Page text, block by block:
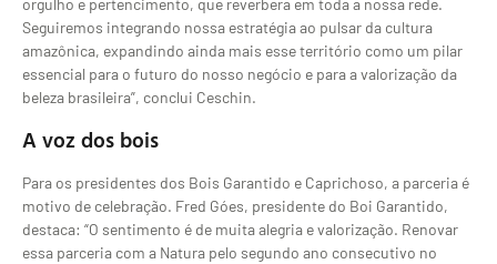
orgulho e pertencimento, que reverbera em toda a nossa rede.
Seguiremos integrando nossa estratégia ao pulsar da cultura
amazônica, expandindo ainda mais esse território como um pilar
essencial para o futuro do nosso negócio e para a valorização da
beleza brasileira”, conclui Ceschin.
A voz dos bois
Para os presidentes dos Bois Garantido e Caprichoso, a parceria é
motivo de celebração. Fred Góes, presidente do Boi Garantido,
destaca: “O sentimento é de muita alegria e valorização. Renovar
essa parceria com a Natura pelo segundo ano consecutivo no